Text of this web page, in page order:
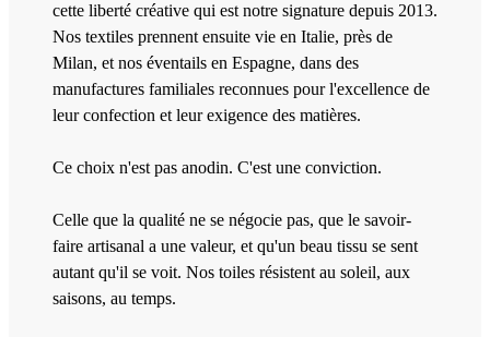
cette liberté créative qui est notre signature depuis 2013.
Nos textiles prennent ensuite vie en Italie, près de
Milan, et nos éventails en Espagne, dans des
manufactures familiales reconnues pour l'excellence de
leur confection et leur exigence des matières.
Ce choix n'est pas anodin. C'est une conviction.
Celle que la qualité ne se négocie pas, que le savoir-
faire artisanal a une valeur, et qu'un beau tissu se sent
autant qu'il se voit. Nos toiles résistent au soleil, aux
saisons, au temps.